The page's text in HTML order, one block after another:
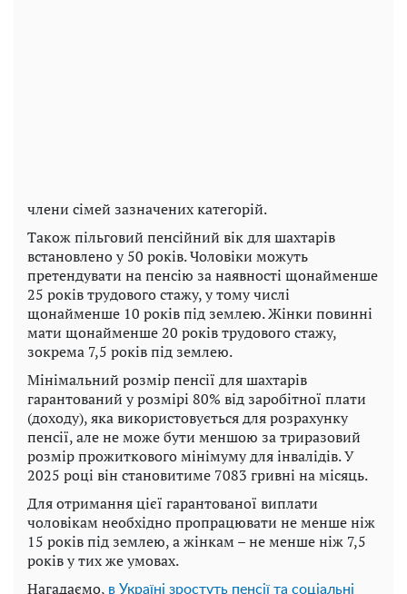
члени сімей зазначених категорій.
Також пільговий пенсійний вік для шахтарів
встановлено у 50 років. Чоловіки можуть
претендувати на пенсію за наявності щонайменше
25 років трудового стажу, у тому числі
щонайменше 10 років під землею. Жінки повинні
мати щонайменше 20 років трудового стажу,
зокрема 7,5 років під землею.
Мінімальний розмір пенсії для шахтарів
гарантований у розмірі 80% від заробітної плати
(доходу), яка використовується для розрахунку
пенсії, але не може бути меншою за триразовий
розмір прожиткового мінімуму для інвалідів. У
2025 році він становитиме 7083 гривні на місяць.
Для отримання цієї гарантованої виплати
чоловікам необхідно пропрацювати не менше ніж
15 років під землею, а жінкам – не менше ніж 7,5
років у тих же умовах.
Нагадаємо, в Україні зростуть пенсії та соціальні